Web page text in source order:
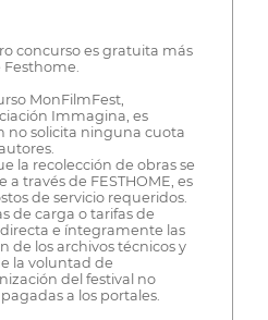
concurso es gratuita más
MonFilmFest,
Immagina, es
no solicita ninguna cuota
la recolección de obras se
través de FESTHOME, es
de servicio requeridos.
de carga o tarifas de
e íntegramente las
de los archivos técnicos y
la voluntad de
del festival no
a los portales.